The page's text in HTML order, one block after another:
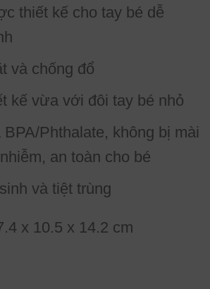
thiết kế cho tay bé dễ
và chống đổ
kế vừa với đôi tay bé nhỏ
Phthalate, không bị mài
an toàn cho bé
và tiệt trùng
x 10.5 x 14.2 cm